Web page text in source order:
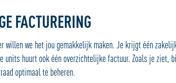
FACTURERING
willen we het jou gemakkelijk maken. Je krijgt één
units huurt ook één overzichtelijke factuur. Zoals je ziet,
optimaal te beheren.